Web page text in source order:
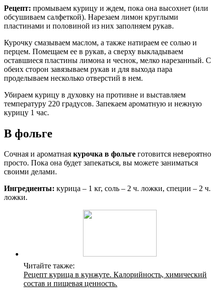
Рецепт: промываем курицу и ждем, пока она высохнет (или
обсушиваем салфеткой). Нарезаем лимон круглыми
пластинами и половиной из них заполняем рукав.
Курочку смазываем маслом, а также натираем ее солью и
перцем. Помещаем ее в рукав, а сверху выкладываем
оставшиеся пластины лимона и чеснок, мелко нарезанный. С
обеих сторон завязываем рукав и для выхода пара
проделываем несколько отверстий в нем.
Убираем курицу в духовку на противне и выставляем
температуру 220 градусов. Запекаем ароматную и нежную
курицу 1 час.
В фольге
Сочная и ароматная курочка в фольге готовится невероятно
просто. Пока она будет запекаться, вы можете заниматься
своими делами.
Ингредиенты: курица – 1 кг, соль – 2 ч. ложки, специи – 2 ч.
ложки.
Читайте также:
Рецепт курица в кунжуте. Калорийность, химический
состав и пищевая ценность.